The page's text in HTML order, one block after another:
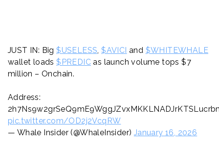
JUST IN: Big$USELESS ,$AVICI and $WHITEWHALE
wallet loads$PREDIC as launch volume tops $7
million – Onchain.
Address:
pic.twitter.com/OD2j2VcqRW
— Whale Insider (@WhaleInsider) January 16, 2026